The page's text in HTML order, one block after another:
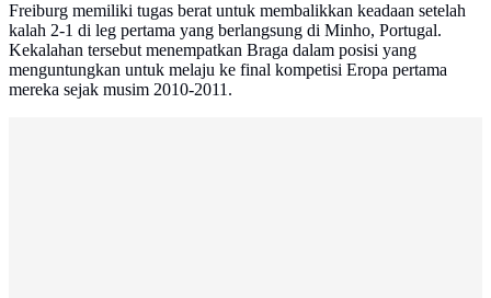
Freiburg memiliki tugas berat untuk membalikkan keadaan setelah
kalah 2-1 di leg pertama yang berlangsung di Minho, Portugal.
Kekalahan tersebut menempatkan Braga dalam posisi yang
menguntungkan untuk melaju ke final kompetisi Eropa pertama
mereka sejak musim 2010-2011.